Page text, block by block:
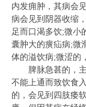
内发痈肿，其病会
病会见到阴器收缩
足而口渴多饮;微小
囊肿大的癀疝病;微
体的溢饮病;微涩的
脾脉急甚的，主
不能上通而致饮食
的，会见到四肢痿